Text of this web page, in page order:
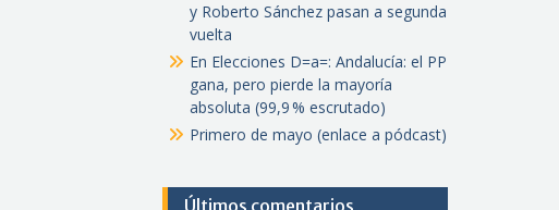
y Roberto Sánchez pasan a segunda
vuelta
En Elecciones D=a=: Andalucía: el PP
gana, pero pierde la mayoría
absoluta (99,9 % escrutado)
Primero de mayo (enlace a pódcast)
Últimos comentarios